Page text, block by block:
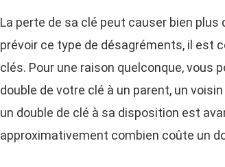
La perte de sa clé peut causer bien plus
prévoir ce type de désagréments, il est
clés. Pour une raison quelconque, vous
double de votre clé à un parent, un
un double de clé à sa disposition est
approximativement combien coûte un